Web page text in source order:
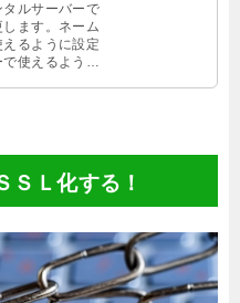
ルサーバーで
ます。ネーム
るように設定
使えるように
ＳＬ化する！